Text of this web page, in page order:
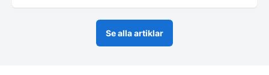
Se alla artiklar